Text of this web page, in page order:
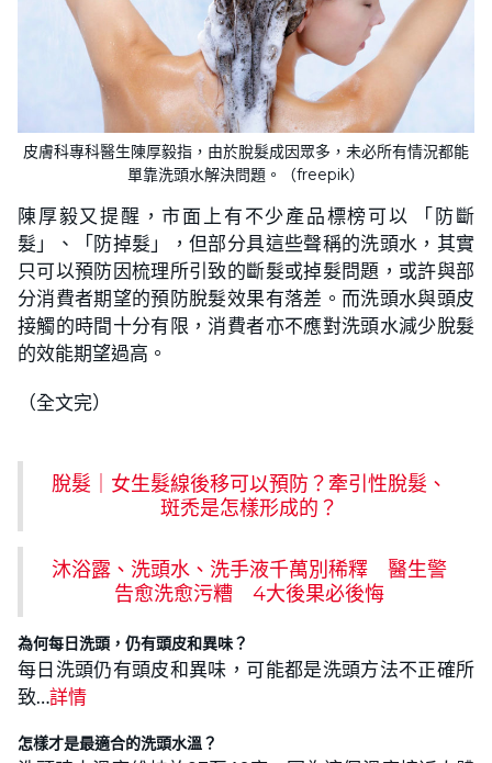
皮膚科專科醫生陳厚毅指，由於脫髮成因眾多，未必所有情況都能
單靠洗頭水解決問題。（freepik）
陳厚毅又提醒，市面上有不少產品標榜可以 「防斷
髮」、「防掉髮」，但部分具這些聲稱的洗頭水，其實
只可以預防因梳理所引致的斷髮或掉髮問題，或許與部
分消費者期望的預防脫髮效果有落差。而洗頭水與頭皮
接觸的時間十分有限，消費者亦不應對洗頭水減少脫髮
的效能期望過高。
（全文完）
脫髮｜女生髮線後移可以預防？牽引性脫髮、
斑禿是怎樣形成的？
沐浴露、洗頭水、洗手液千萬別稀釋 醫生警
告愈洗愈污糟 4大後果必後悔
為何每日洗頭，仍有頭皮和異味？
每日洗頭仍有頭皮和異味，可能都是洗頭方法不正確所
致…詳情
怎樣才是最適合的洗頭水溫？